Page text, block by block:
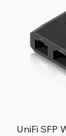
UniFi SFP